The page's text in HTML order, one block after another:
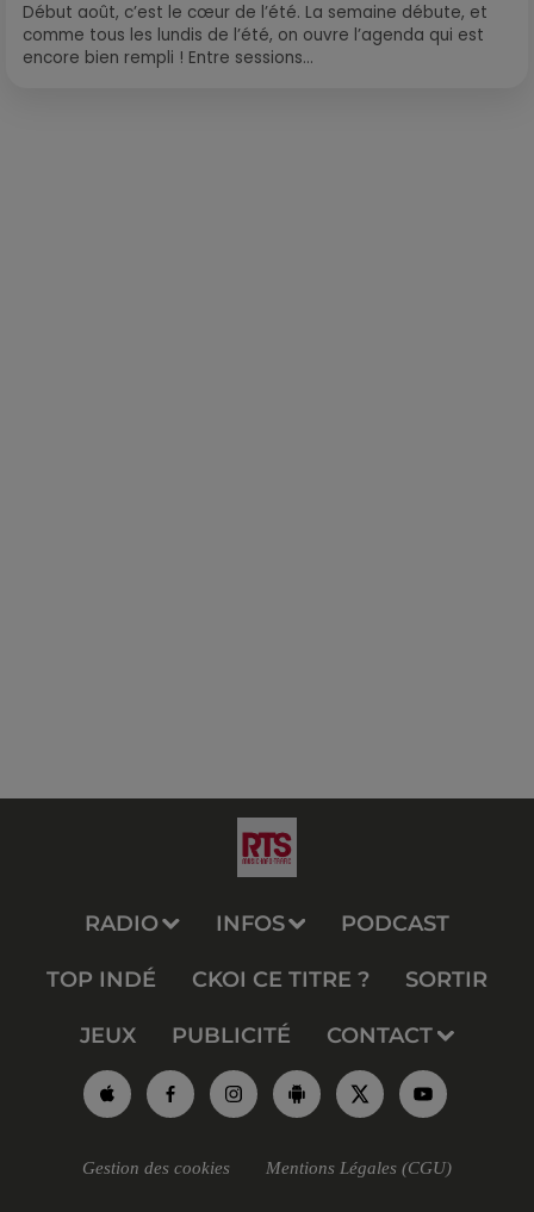
Début août, c’est le cœur de l’été. La semaine débute, et
comme tous les lundis de l’été, on ouvre l’agenda qui est
encore bien rempli ! Entre sessions...
RADIO INFOS PODCAST
TOP INDÉ CKOI CE TITRE ? SORTIR
JEUX PUBLICITÉ CONTACT
Gestion des cookies Mentions Légales (CGU)